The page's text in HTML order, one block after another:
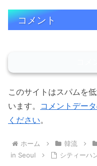
コメント
このサイトはスパムを
います。 コメントデー
ください。
ホーム 韓流
in Seoul
シティーハ